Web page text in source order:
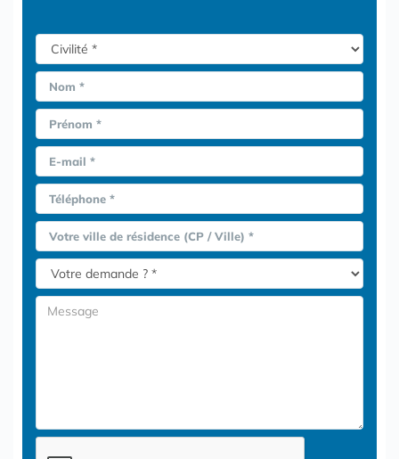
Nom *
Prénom *
E-mail *
Téléphone *
Votre ville de résidence (CP / Ville) *